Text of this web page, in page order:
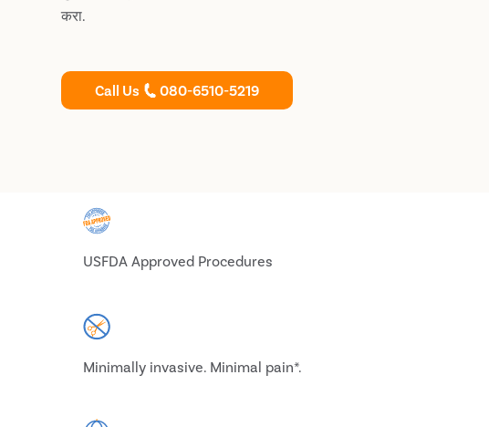
करा.
Call Us 080-6510-5219
USFDA Approved Procedures
Minimally invasive. Minimal pain*.